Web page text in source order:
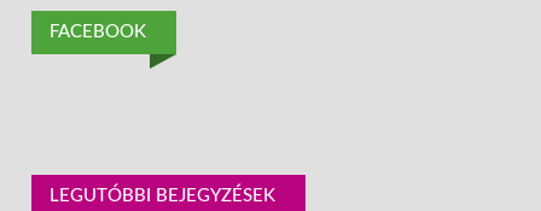
FACEBOOK
LEGUTÓBBI BEJEGYZÉSEK